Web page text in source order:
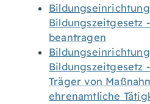
Bildungszeitgesetz
beantragen
Bildungszeitgesetz
Träger von
ehrenamtliche